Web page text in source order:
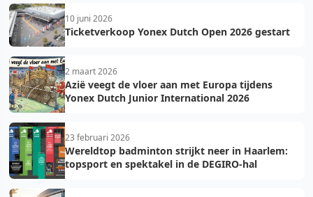
10 juni 2026
Ticketverkoop Yonex Dutch Open 2026 gestart
2 maart 2026
Azië veegt de vloer aan met Europa tijdens
Yonex Dutch Junior International 2026
23 februari 2026
Wereldtop badminton strijkt neer in Haarlem:
topsport en spektakel in de DEGIRO-hal